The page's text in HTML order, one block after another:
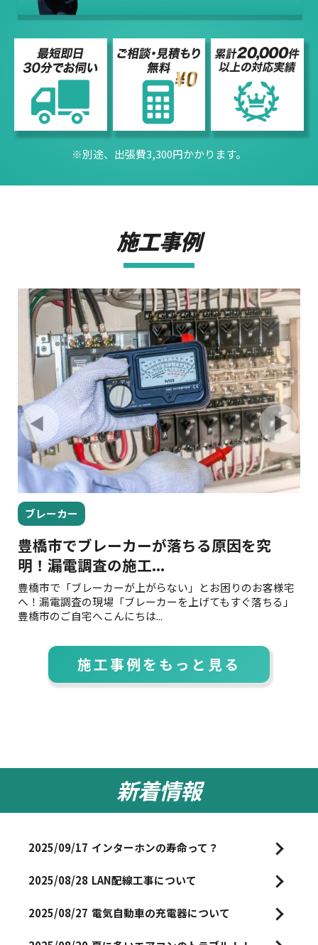
※別途、出張費3,300円かかります。
施工事例
ブレーカー
豊橋市でブレーカーが落ちる原因を究
明！漏電調査の施工...
豊橋市で「ブレーカーが上がらない」とお困りのお客様宅
へ！漏電調査の現場「ブレーカーを上げてもすぐ落ちる」
豊橋市のご自宅へこんにちは...
施工事例をもっと見る
新着情報
2025/09/17 インターホンの寿命って？
2025/08/28 LAN配線工事について
2025/08/27 電気自動車の充電器について